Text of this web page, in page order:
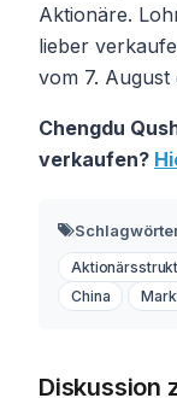
Aktionäre.
lieber
vom 7.
Chengdu
verkaufen?
China
Diskussion